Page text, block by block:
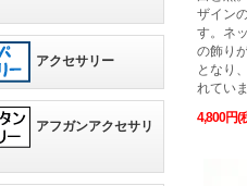
ザイン
す。ネ
の飾り
となり
れていま
4,800円(
アクセサリー
アフガンアクセサリ